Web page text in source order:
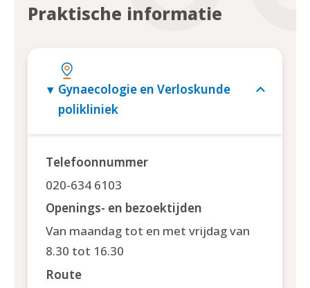
Praktische informatie
Gynaecologie en Verloskunde
polikliniek
Telefoonnummer
020-634 6103
Openings- en bezoektijden
Van maandag tot en met vrijdag van
8.30 tot 16.30
Route